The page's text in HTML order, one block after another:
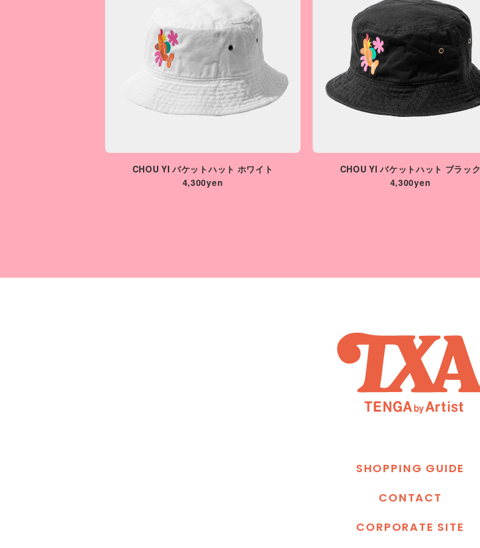
CHOU YI バケットハット ホワイト
4,300yen
CHOU YI バケットハット ブラック
4,300yen
SHOPPING GUIDE
CONTACT
CORPORATE SITE